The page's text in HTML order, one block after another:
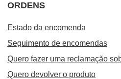
ORDENS
Estado da encomenda
Seguimento de encomendas
Quero fazer uma reclamação
Quero devolver o produto